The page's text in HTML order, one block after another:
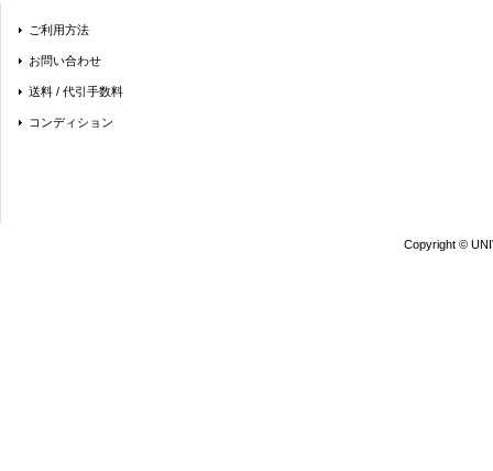
ご利用方法
お問い合わせ
送料 / 代引手数料
コンディション
Copyright ©